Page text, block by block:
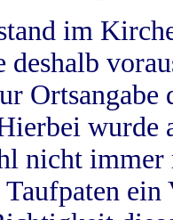
im
wurde
nicht